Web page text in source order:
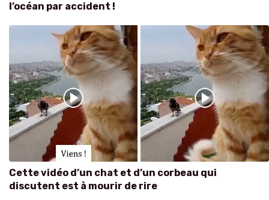
l’océan par accident !
Cette vidéo d’un chat et d’un corbeau qui
discutent est à mourir de rire